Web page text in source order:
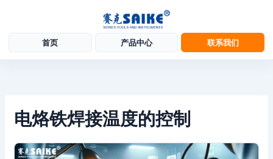
首页 产品中心 联系我们
电烙铁焊接温度的控制